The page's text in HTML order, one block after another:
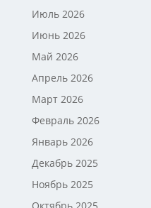
Июль 2026
Июнь 2026
Май 2026
Апрель 2026
Март 2026
Февраль 2026
Январь 2026
Декабрь 2025
Ноябрь 2025